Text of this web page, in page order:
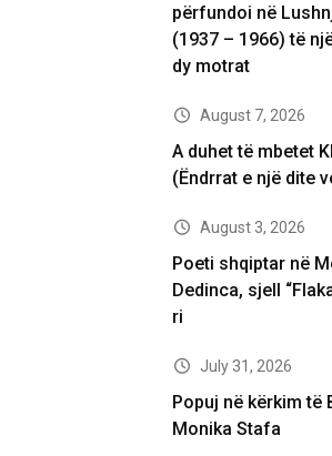
përfundoi në
(1937 – 1966) të
dy motrat
August 7, 2026
A duhet të mbetet
(Ëndrrat e një dite
August 3, 2026
Poeti shqiptar në
Dedinca, sjell
ri
July 31, 2026
Popuj në kërkim të
Monika Stafa